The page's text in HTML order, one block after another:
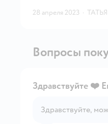
28 апреля 2023 ·
Вопросы
Здравствуйте ❤️
Здравствуйте,